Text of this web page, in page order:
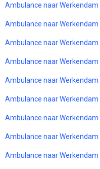
Ambulance naar
Ambulance naar
Ambulance naar
Ambulance naar
Ambulance naar
Ambulance naar
Ambulance naar
Ambulance naar
Ambulance naar